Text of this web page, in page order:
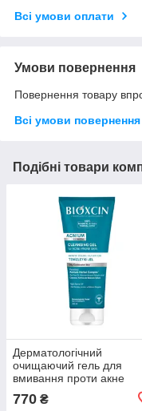
Всі умови оплати
Умови повернення
Повернення товару
Всі умови повернення
Подібні товари
Дерматологічний
очищаючий гель для
вмивання проти акне
BIOXCIN Acnium Clinical,
200 мл (професійна
770 ₴